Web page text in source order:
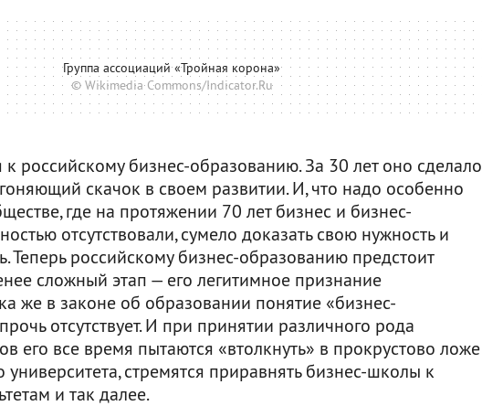
Группа ассоциаций «Тройная корона»
© Wikimedia Commons/Indicator.Ru
российскому бизнес-образованию. За 30 лет оно сделало
скачок в своем развитии. И, что надо особенно
где на протяжении 70 лет бизнес и бизнес-
отсутствовали, сумело доказать свою нужность и
Теперь российскому бизнес-образованию предстоит
сложный этап — его легитимное признание
же в законе об образовании понятие «бизнес-
отсутствует. И при принятии различного рода
его все время пытаются «втолкнуть» в прокрустово ложе
университета, стремятся приравнять бизнес-школы к
и так далее.